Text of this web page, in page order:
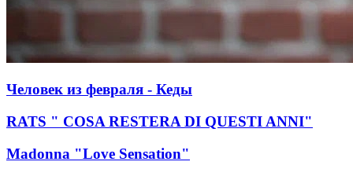
Человек из февраля - Кеды
RATS " COSA RESTERA DI QUESTI ANNI"
Madonna "Love Sensation"